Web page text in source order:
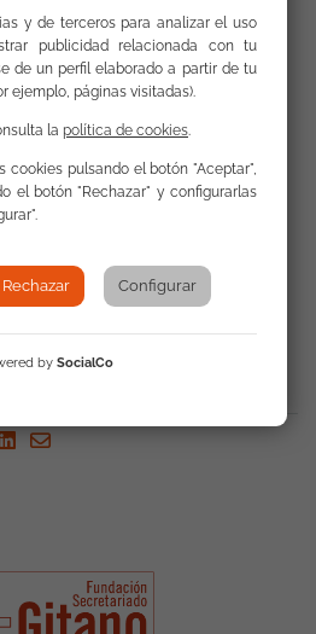
a Actualidad
y de terceros para analizar el uso
publicidad relacionada con tu
de un perfil elaborado a partir de tu
ejemplo, páginas visitadas).
la política de cookies.
cookies pulsando el botón "Aceptar",
el botón "Rechazar" y configurarlas
Rechazar Configurar
by SocialCo